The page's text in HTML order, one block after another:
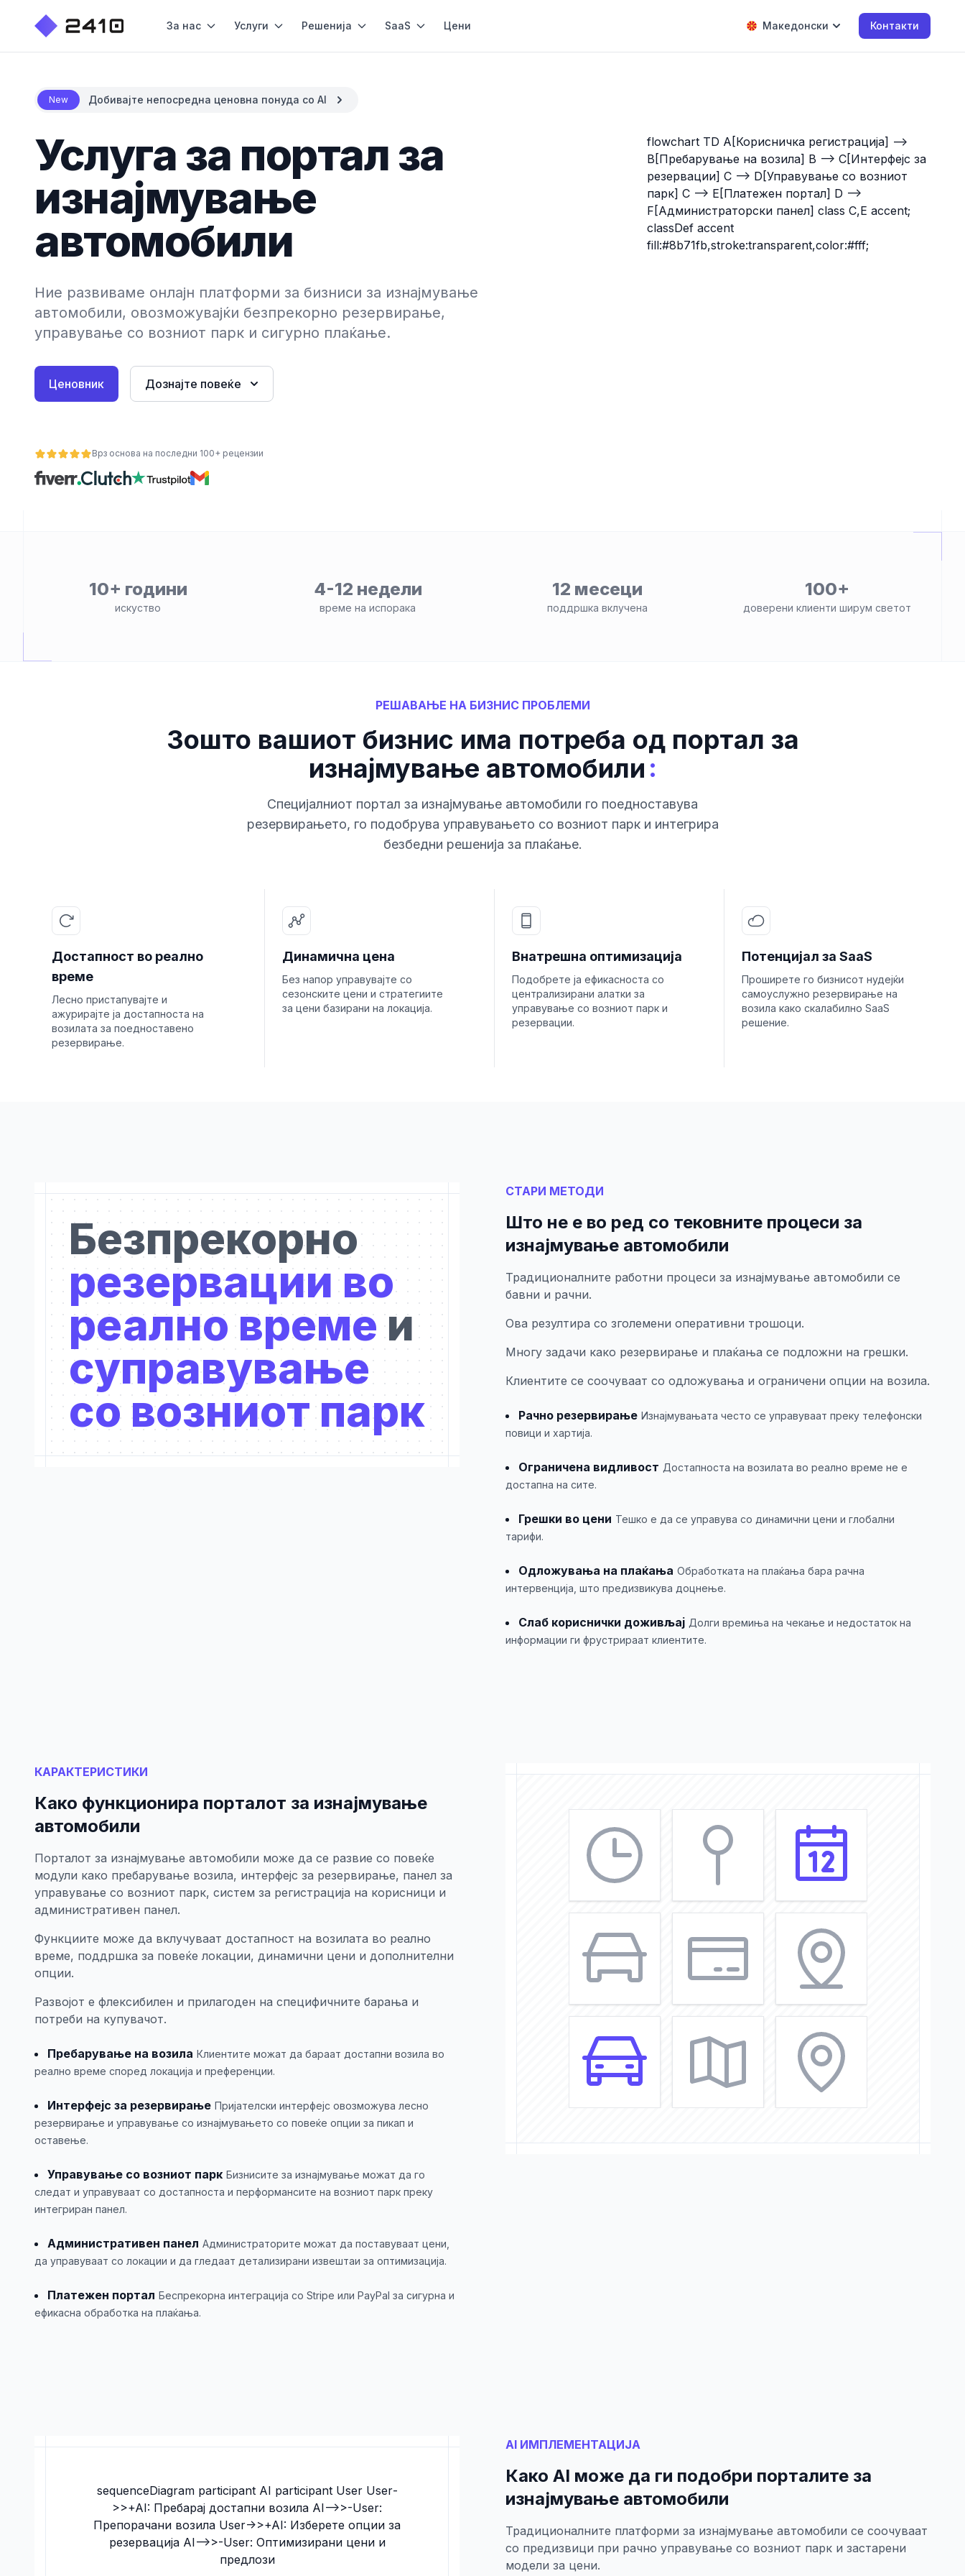
За нас Услуги Решенија SaaS Цени Македонски Контакти
New Добивајте непосредна ценовна понуда со AI
Услуга за портал за
изнајмување
автомобили
Ние развиваме онлајн платформи за бизниси за изнајмување
автомобили, овозможувајќи безпрекорно резервирање,
управување со возниот парк и сигурно плаќање.
Ценовник Дознајте повеќе
Врз основа на последни 100+ рецензии
flowchart TD A[Корисничка регистрација] -->
B[Пребарување на возила] B --> C[Интерфејс за
резервации] C --> D[Управување со возниот
парк] C --> E[Платежен портал] D -->
F[Администраторски панел] class C,E accent;
classDef accent
fill:#8b71fb,stroke:transparent,color:#fff;
10+ години
искуство
4-12 недели
време на испорака
12 месеци
поддршка вклучена
100+
доверени клиенти ширум светот
РЕШАВАЊЕ НА БИЗНИС ПРОБЛЕМИ
Зошто вашиот бизнис има потреба од портал за
изнајмување автомобили :
Специјалниот портал за изнајмување автомобили го поедноставува
резервирањето, го подобрува управувањето со возниот парк и интегрира
безбедни решенија за плаќање.
Достапност во реално
време
Лесно пристапувајте и
ажурирајте ја достапноста на
возилата за поедноставено
резервирање.
Динамична цена
Без напор управувајте со
сезонските цени и стратегиите
за цени базирани на локација.
Внатрешна оптимизација
Подобрете ја ефикасноста со
централизирани алатки за
управување со возниот парк и
резервации.
Потенцијал за SaaS
Проширете го бизнисот нудејќи
самоуслужно резервирање на
возила како скалабилно SaaS
решение.
Безпрекорно
резервации во
реално времеи
суправување
со возниот парк
СТАРИ МЕТОДИ
Што не е во ред со тековните процеси за
изнајмување автомобили
Традиционалните работни процеси за изнајмување автомобили се
бавни и рачни.
Ова резултира со зголемени оперативни трошоци.
Многу задачи како резервирање и плаќања се подложни на грешки.
Клиентите се соочуваат со одложувања и ограничени опции на возила.
Рачно резервирање Изнајмувањата често се управуваат преку телефонски
повици и хартија.
Ограничена видливост Достапноста на возилата во реално време не е
достапна на сите.
Грешки во цени Тешко е да се управува со динамични цени и глобални
тарифи.
Одложувања на плаќања Обработката на плаќања бара рачна
интервенција, што предизвикува доцнење.
Слаб кориснички доживљај Долги времиња на чекање и недостаток на
информации ги фрустрираат клиентите.
КАРАКТЕРИСТИКИ
Како функционира порталот за изнајмување
автомобили
Порталот за изнајмување автомобили може да се развие со повеќе
модули како пребарување возила, интерфејс за резервирање, панел за
управување со возниот парк, систем за регистрација на корисници и
административен панел.
Функциите може да вклучуваат достапност на возилата во реално
време, поддршка за повеќе локации, динамични цени и дополнителни
опции.
Развојот е флексибилен и прилагоден на специфичните барања и
потреби на купувачот.
Пребарување на возила Клиентите можат да бараат достапни возила во
реално време според локација и преференции.
Интерфејс за резервирање Пријателски интерфејс овозможува лесно
резервирање и управување со изнајмувањето со повеќе опции за пикап и
оставење.
Управување со возниот парк Бизнисите за изнајмување можат да го
следат и управуваат со достапноста и перформансите на возниот парк преку
интегриран панел.
Административен панел Администраторите можат да поставуваат цени,
да управуваат со локации и да гледаат детализирани извештаи за оптимизација.
Платежен портал Беспрекорна интеграција со Stripe или PayPal за сигурна и
ефикасна обработка на плаќања.
sequenceDiagram participant AI participant User User-
>>+AI: Пребарај достапни возила AI-->>-User:
Препорачани возила User->>+AI: Изберете опции за
резервација AI-->>-User: Оптимизирани цени и
предлози
AI ИМПЛЕМЕНТАЦИЈА
Како AI може да ги подобри порталите за
изнајмување автомобили
Традиционалните платформи за изнајмување автомобили се соочуваат
со предизвици при рачно управување со возниот парк и застарени
модели за цени.